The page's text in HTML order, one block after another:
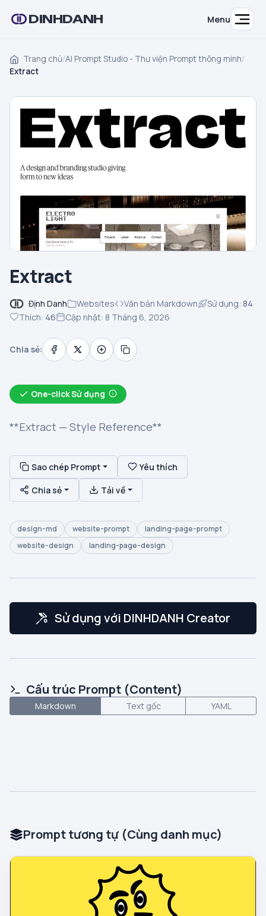
DINHDANH Menu
Trang chủ/AI Prompt Studio - Thư viện Prompt thông minh/
Extract
Extract
Định Danh Websites Văn bản Markdown Sử dụng: 84
Thích: 46 Cập nhật: 8 Tháng 6, 2026
Chia sẻ:
One-click Sử dụng
**Extract — Style Reference**
Sao chép Prompt Yêu thích
Chia sẻ Tải về
design-md website-prompt
landing-page-prompt
website-design
landing-page-design
Sử dụng với DINHDANH Creator
Cấu trúc Prompt (Content)
Markdown Text gốc YAML
Prompt tương tự (Cùng danh mục)